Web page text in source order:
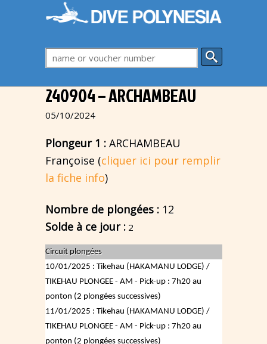
240904 – ARCHAMBEAU
05/10/2024
Plongeur 1 : ARCHAMBEAU
Françoise (cliquer ici pour remplir
la fiche info)
Nombre de plongées : 12
Solde à ce jour : 2
Circuit plongées
10/01/2025 : Tikehau (HAKAMANU LODGE) /
TIKEHAU PLONGEE - AM - Pick-up : 7h20 au
ponton (2 plongées successives)
11/01/2025 : Tikehau (HAKAMANU LODGE) /
TIKEHAU PLONGEE - AM - Pick-up : 7h20 au
ponton (2 plongées successives)